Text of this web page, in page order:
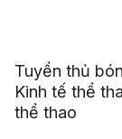
Tuyển thủ
Kinh tế thể
thể thao